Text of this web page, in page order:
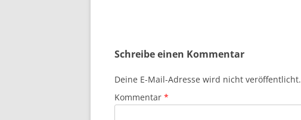
Schreibe einen Kommentar
Deine E-Mail-Adresse wird nicht veröffentlicht.
Kommentar *